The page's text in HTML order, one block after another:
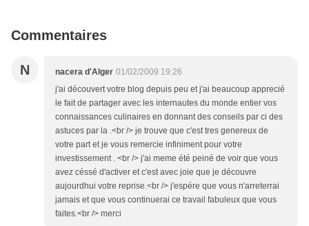
Commentaires
N nacera d'Alger 01/02/2009 19:26
j'ai découvert votre blog depuis peu et j'ai beaucoup apprecié
le fait de partager avec les internautes du monde entier vos
connaissances culinaires en donnant des conseils par ci des
astuces par la .<br /> je trouve que c'est tres genereux de
votre part et je vous remercie infiniment pour votre
investissement . <br /> j'ai meme été peiné de voir que vous
avez céssé d'activer et c'est avec joie que je découvre
aujourdhui votre reprise.<br /> j'espére que vous n'arreterrai
jamais et que vous continuerai ce travail fabuleux que vous
faites.<br /> merci